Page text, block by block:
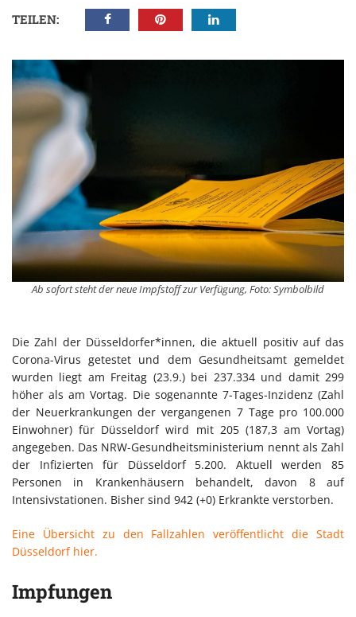
TEILEN:
Ab sofort steht der neue Impfstoff zur Verfügung, Foto: Symbolbild
Die Zahl der Düsseldorfer*innen, die aktuell positiv auf das
Corona-Virus getestet und dem Gesundheitsamt gemeldet
wurden liegt am Freitag (23.9.) bei 237.334 und damit 299
höher als am Vortag. Die sogenannte 7-Tages-Inzidenz (Zahl
der Neuerkrankungen der vergangenen 7 Tage pro 100.000
Einwohner) für Düsseldorf wird mit 205 (187,3 am Vortag)
angegeben. Das NRW-Gesundheitsministerium nennt als Zahl
der Infizierten für Düsseldorf 5.200. Aktuell werden 85
Personen in Krankenhäusern behandelt, davon 8 auf
Intensivstationen. Bisher sind 942 (+0) Erkrankte verstorben.
Eine Übersicht zu den Fallzahlen veröffentlicht die Stadt
Düsseldorf hier.
Impfungen